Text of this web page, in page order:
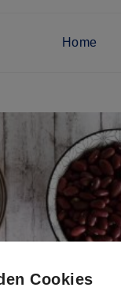
Home
Cookies